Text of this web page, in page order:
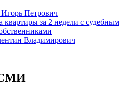
Петрович
за 2 недели с судебным
Владимирович
СМИ